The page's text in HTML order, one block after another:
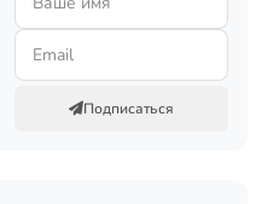
Подписаться